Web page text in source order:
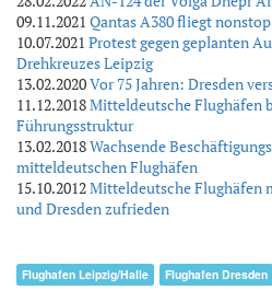
09.11.2021 Qantas A380 fliegt
10.07.2021 Protest gegen geplanten
Drehkreuzes Leipzig
13.02.2020Vor 75 Jahren: Dresden
11.12.2018Mitteldeutsche Flughäfen
Führungsstruktur
13.02.2018Wachsende
mitteldeutschen Flughäfen
15.10.2012Mitteldeutsche Flughäfen
und Dresden zufrieden
Flughafen Leipzig/Halle Flughafen Dresden